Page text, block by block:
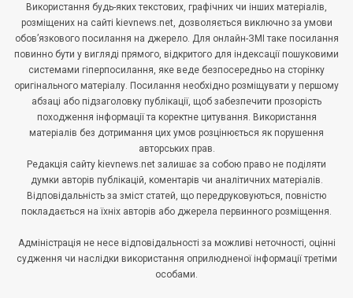
Використання будь-яких текстових, графічних чи інших матеріалів,
розміщених на сайті kievnews.net, дозволяється виключно за умови
обов’язкового посилання на джерело. Для онлайн-ЗМІ таке посилання
повинно бути у вигляді прямого, відкритого для індексації пошуковими
системами гіперпосилання, яке веде безпосередньо на сторінку
оригінального матеріалу. Посилання необхідно розміщувати у першому
абзаці або підзаголовку публікації, щоб забезпечити прозорість
походження інформації та коректне цитування. Використання
матеріалів без дотримання цих умов розцінюється як порушення
авторських прав.
Редакція сайту kievnews.net залишає за собою право не поділяти
думки авторів публікацій, коментарів чи аналітичних матеріалів.
Відповідальність за зміст статей, що передруковуються, повністю
покладається на їхніх авторів або джерела первинного розміщення.
Адміністрація не несе відповідальності за можливі неточності, оцінні
судження чи наслідки використання оприлюдненої інформації третіми
особами.